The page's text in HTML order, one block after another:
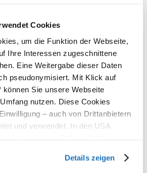
Cookies
um die Funktion der Webseite,
Ihre Interessen zugeschnittene
Eine Weitergabe dieser Daten
pseudonymisiert. Mit Klick auf
können Sie unsere Webseite
nutzen. Diese Cookies
– auch von Drittanbietern
und verwendet. In den USA
entsprechende Anordnungen
Details zeigen